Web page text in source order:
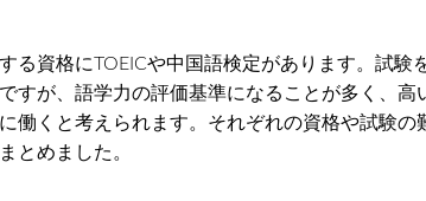
る資格にTOEICや中国語検定があります。試験
すが、語学力の評価基準になることが多く、高
働くと考えられます。それぞれの資格や試験の
とめました。